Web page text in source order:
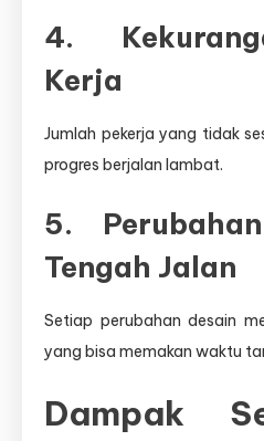
4.
Kerja
Jumlah pekerja yang tidak
progres berjalan lambat.
5.
Tengah Jalan
Setiap perubahan desain
yang bisa memakan waktu
Dampak